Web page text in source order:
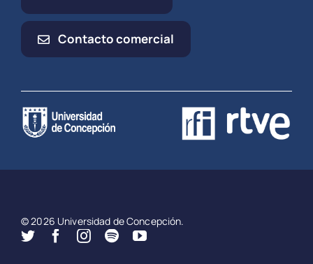
Contacto comercial
© 2026 Universidad de Concepción.